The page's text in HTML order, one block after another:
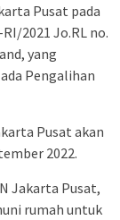
Pusat pada
2021 Jo.RL no.
yang
Pengalihan
Pusat akan
2022.
Jakarta Pusat,
rumah untuk